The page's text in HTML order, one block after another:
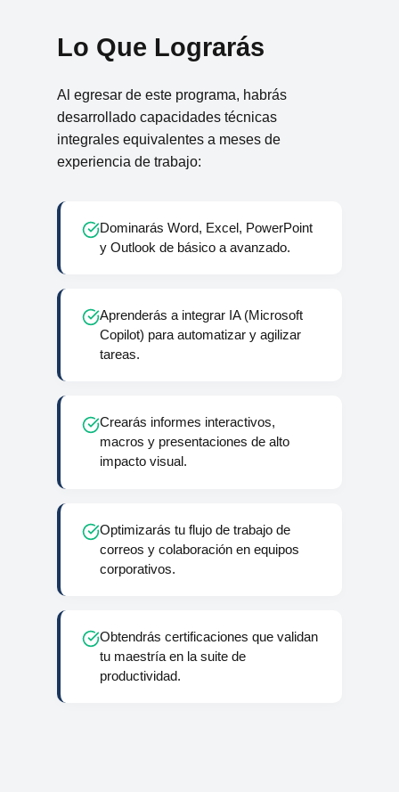
Lo Que Lograrás
Al egresar de este programa, habrás
desarrollado capacidades técnicas
integrales equivalentes a meses de
experiencia de trabajo:
Dominarás Word, Excel, PowerPoint
y Outlook de básico a avanzado.
Aprenderás a integrar IA (Microsoft
Copilot) para automatizar y agilizar
tareas.
Crearás informes interactivos,
macros y presentaciones de alto
impacto visual.
Optimizarás tu flujo de trabajo de
correos y colaboración en equipos
corporativos.
Obtendrás certificaciones que validan
tu maestría en la suite de
productividad.